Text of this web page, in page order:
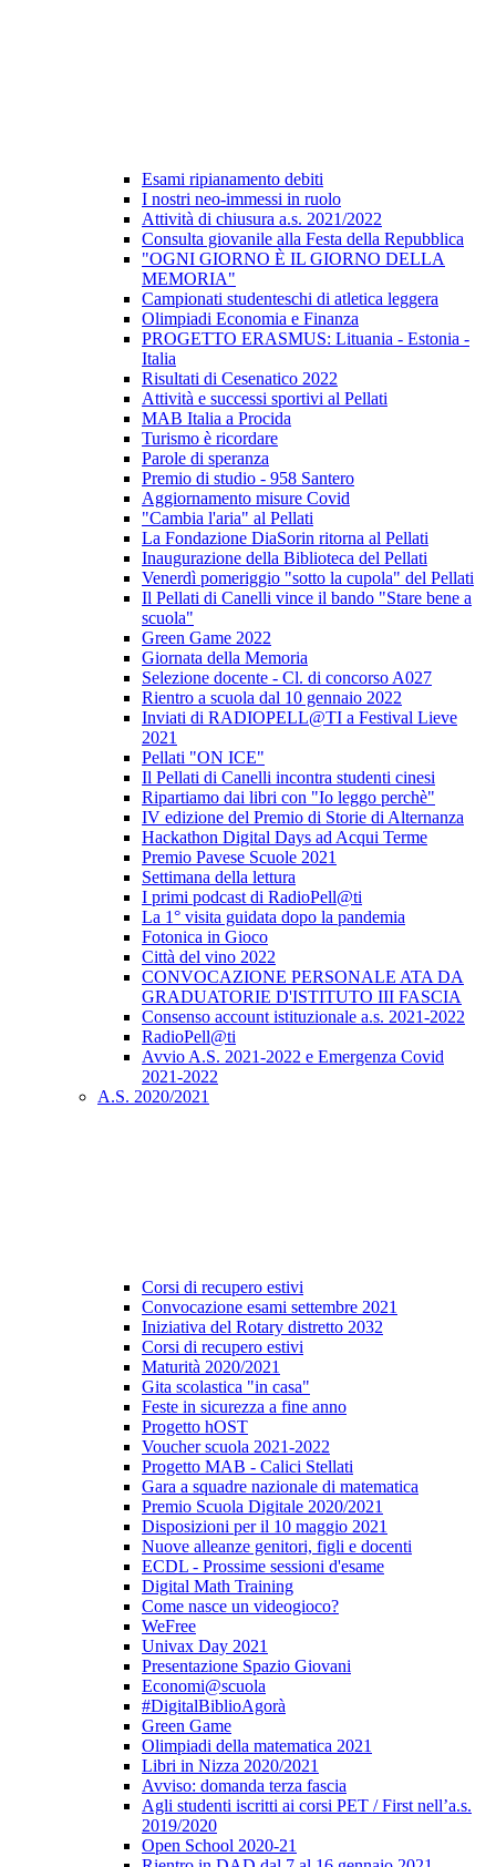
Esami ripianamento debiti
I nostri neo-immessi in ruolo
Attività di chiusura a.s. 2021/2022
Consulta giovanile alla Festa della Repubblica
"OGNI GIORNO È IL GIORNO DELLA
MEMORIA"
Campionati studenteschi di atletica leggera
Olimpiadi Economia e Finanza
PROGETTO ERASMUS: Lituania - Estonia -
Italia
Risultati di Cesenatico 2022
Attività e successi sportivi al Pellati
MAB Italia a Procida
Turismo è ricordare
Parole di speranza
Premio di studio - 958 Santero
Aggiornamento misure Covid
"Cambia l'aria" al Pellati
La Fondazione DiaSorin ritorna al Pellati
Inaugurazione della Biblioteca del Pellati
Venerdì pomeriggio "sotto la cupola" del Pellati
Il Pellati di Canelli vince il bando "Stare bene a
scuola"
Green Game 2022
Giornata della Memoria
Selezione docente - Cl. di concorso A027
Rientro a scuola dal 10 gennaio 2022
Inviati di RADIOPELL@TI a Festival Lieve
2021
Pellati "ON ICE"
Il Pellati di Canelli incontra studenti cinesi
Ripartiamo dai libri con "Io leggo perchè"
IV edizione del Premio di Storie di Alternanza
Hackathon Digital Days ad Acqui Terme
Premio Pavese Scuole 2021
Settimana della lettura
I primi podcast di RadioPell@ti
La 1° visita guidata dopo la pandemia
Fotonica in Gioco
Città del vino 2022
CONVOCAZIONE PERSONALE ATA DA
GRADUATORIE D'ISTITUTO III FASCIA
Consenso account istituzionale a.s. 2021-2022
RadioPell@ti
Avvio A.S. 2021-2022 e Emergenza Covid
2021-2022
A.S. 2020/2021
Corsi di recupero estivi
Convocazione esami settembre 2021
Iniziativa del Rotary distretto 2032
Corsi di recupero estivi
Maturità 2020/2021
Gita scolastica "in casa"
Feste in sicurezza a fine anno
Progetto hOST
Voucher scuola 2021-2022
Progetto MAB - Calici Stellati
Gara a squadre nazionale di matematica
Premio Scuola Digitale 2020/2021
Disposizioni per il 10 maggio 2021
Nuove alleanze genitori, figli e docenti
ECDL - Prossime sessioni d'esame
Digital Math Training
Come nasce un videogioco?
WeFree
Univax Day 2021
Presentazione Spazio Giovani
Economi@scuola
#DigitalBiblioAgorà
Green Game
Olimpiadi della matematica 2021
Libri in Nizza 2020/2021
Avviso: domanda terza fascia
Agli studenti iscritti ai corsi PET / First nell’a.s.
2019/2020
Open School 2020-21